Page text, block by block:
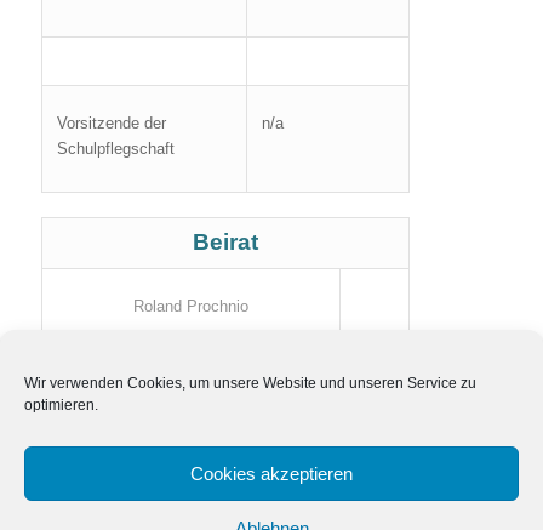
Wir verwenden Cookies, um unsere Website und unseren Service zu
optimieren.
Cookies akzeptieren
Vorsitzende der
Schulpflegschaft
n/a
Beirat
Roland Prochnio
Ronald Terporten